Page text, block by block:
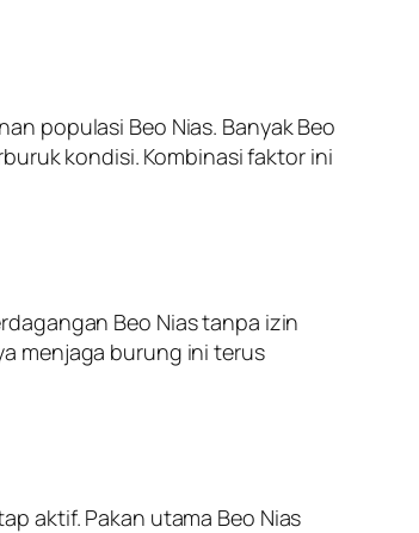
populasi Beo Nias. Banyak Beo
kondisi. Kombinasi faktor ini
Beo Nias tanpa izin
menjaga burung ini terus
aktif. Pakan utama Beo Nias